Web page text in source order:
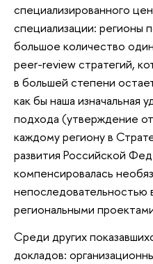
специализированного
специализации:
большое количество
peer-review стратегий,
в большей степени
как бы наша изначальная
подхода (утверждение
каждому региону в
развития Российской
компенсировалась
непоследовательностью
региональными
Среди других
докладов: